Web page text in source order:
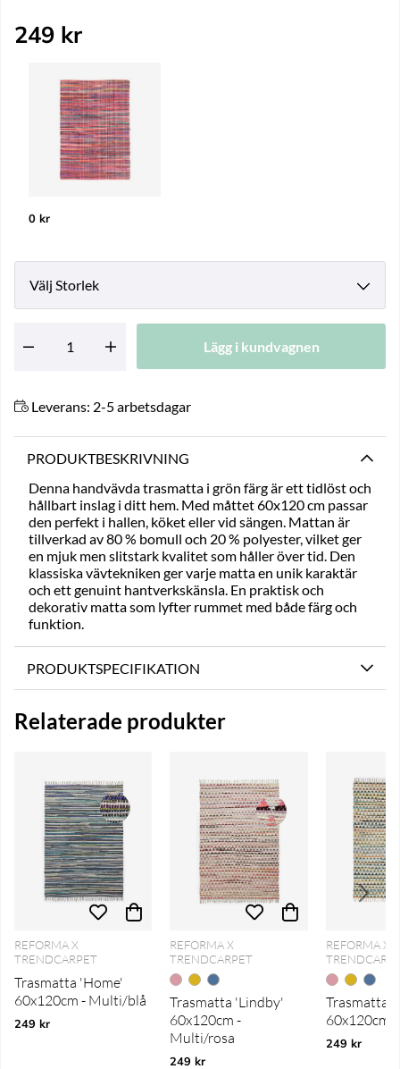
249 kr
0 kr
Antal Lägg i kundvagnen
Leverans: 2-5 arbetsdagar
PRODUKTBESKRIVNING
Denna handvävda trasmatta i grön färg är ett tidlöst och
hållbart inslag i ditt hem. Med måttet 60x120 cm passar
den perfekt i hallen, köket eller vid sängen. Mattan är
tillverkad av 80 % bomull och 20 % polyester, vilket ger
en mjuk men slitstark kvalitet som håller över tid. Den
klassiska vävtekniken ger varje matta en unik karaktär
och ett genuint hantverkskänsla. En praktisk och
dekorativ matta som lyfter rummet med både färg och
funktion.
PRODUKTSPECIFIKATION
Relaterade produkter
REFORMA X
TRENDCARPET
Trasmatta 'Home'
60x120cm - Multi/blå
249 kr
REFORMA X
TRENDCARPET
Trasmatta 'Lindby'
60x120cm -
Multi/rosa
249 kr
REFORMA X
Trasmatta
60x120cm
249 kr